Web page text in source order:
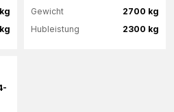
2700 kg
Gewicht
2300 kg
Hubleistung